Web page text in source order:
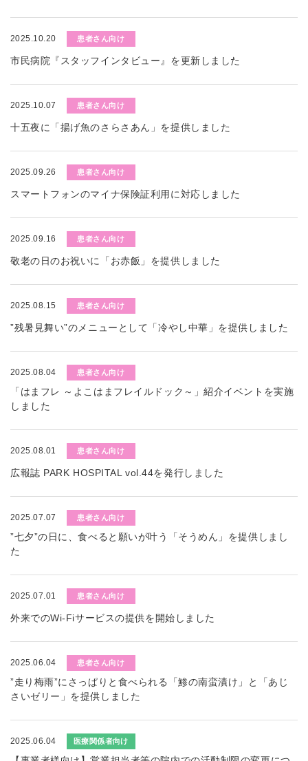
2025.10.20 患者さん向け
市民病院『スタッフインタビュー』を更新しました
2025.10.07 患者さん向け
十五夜に「揚げ魚のさらさあん」を提供しました
2025.09.26 患者さん向け
スマートフォンのマイナ保険証利用に対応しました
2025.09.16 患者さん向け
敬老の日のお祝いに「お赤飯」を提供しました
2025.08.15 患者さん向け
”残暑見舞い”のメニューとして「冷やし中華」を提供しました
2025.08.04 患者さん向け
「はまフレ ～よこはまフレイルドック～」紹介イベントを実施
しました
2025.08.01 患者さん向け
広報誌 PARK HOSPITAL vol.44を発行しました
2025.07.07 患者さん向け
”七夕”の日に、食べると願いが叶う「そうめん」を提供しまし
た
2025.07.01 患者さん向け
外来でのWi-Fiサービスの提供を開始しました
2025.06.04 患者さん向け
”走り梅雨”にさっぱりと食べられる「鯵の南蛮漬け」と「あじ
さいゼリー」を提供しました
2025.06.04 医療関係者向け